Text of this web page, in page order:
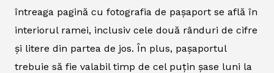
întreaga pagină cu fotografia de pașaport se află în
interiorul ramei, inclusiv cele două rânduri de cifre
și litere din partea de jos. În plus, pașaportul
trebuie să fie valabil timp de cel puțin șase luni la